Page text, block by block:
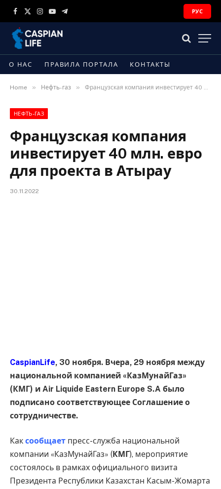
Facebook
X
Instagram
YouTubeTelegram
РУС
О НАС ПРАВИЛА ПОРТАЛА КОНТАКТЫ
Home » Нефть-газ » Французская компания инвестирует 40 млн. евро для проекта в Атырау
НЕФТЬ-ГАЗ
Французская компания
инвестирует 40 млн. евро
для проекта в Атырау
30.11.2022
CaspianLife, 30 ноября. Вчера, 29 ноября между
национальной компанией «КазМунайГаз»
(КМГ) и Air Liquide Eastern Europe S.A было
подписано соответствующее Соглашение о
сотрудничестве.
Как сообщает пресс-служба национальной
компании «КазМунайГаз» ( КМГ), мероприятие
состоялось в рамках официального визита
Президента Республики Казахстан Касым-Жомарта